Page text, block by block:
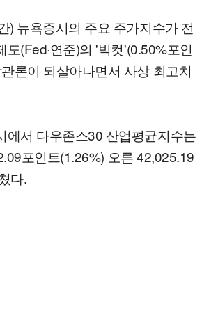
) 뉴욕증시의 주요 주가지수가 전
도(Fed·연준)의 '빅컷'(0.50%포인
론이 되살아나면서 사상 최고치
에서 다우존스30 산업평균지수는
포인트(1.26%) 오른 42,025.19
다.